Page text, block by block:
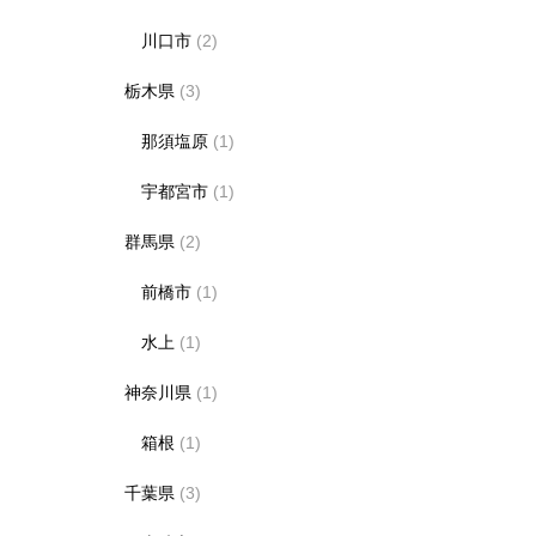
川口市 (2)
栃木県 (3)
那須塩原 (1)
宇都宮市 (1)
群馬県 (2)
前橋市 (1)
水上 (1)
神奈川県 (1)
箱根 (1)
千葉県 (3)